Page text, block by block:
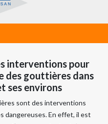
interventions pour
des gouttières dans
ses environs
sont des interventions
dangereuses. En effet, il est